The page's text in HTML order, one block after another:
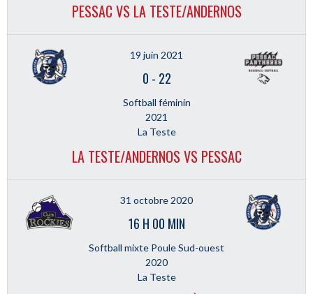
PESSAC VS LA TESTE/ANDERNOS
19 juin 2021
0 - 22
Softball féminin
2021
La Teste
LA TESTE/ANDERNOS VS PESSAC
31 octobre 2020
16 H 00 MIN
Softball mixte Poule Sud-ouest
2020
La Teste